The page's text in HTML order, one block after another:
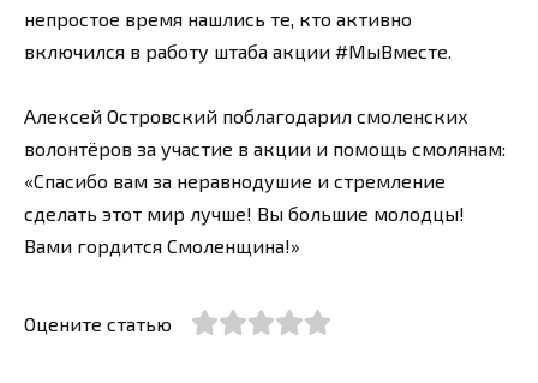
непростое время нашлись те, кто активно
включился в работу штаба акции #МыВместе.
Алексей Островский поблагодарил смоленских
волонтёров за участие в акции и помощь смолянам:
«Спасибо вам за неравнодушие и стремление
сделать этот мир лучше! Вы большие молодцы!
Вами гордится Смоленщина!»
Оцените статью